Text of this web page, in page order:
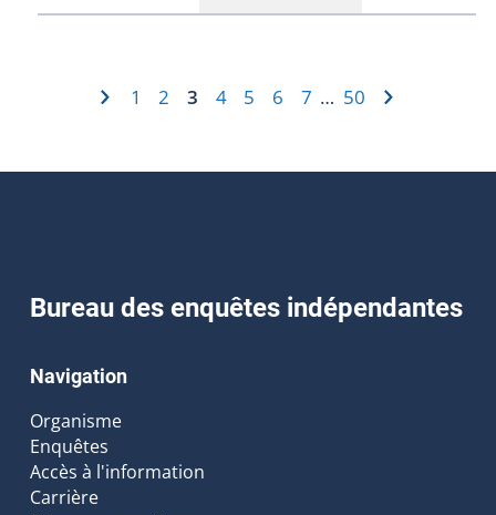
1 2 3 4 5 6 7 … 50
Bureau des enquêtes indépendantes
Navigation
Organisme
Enquêtes
Accès à l'information
Carrière